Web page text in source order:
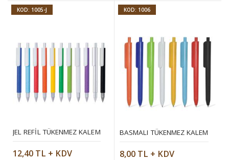
KOD: 1005-J
JEL REFIL TÜKENMEZ KALEM
12,40 TL + KDV
KOD: 1006
BASMALI TÜKENMEZ KALEM
8,00 TL + KDV